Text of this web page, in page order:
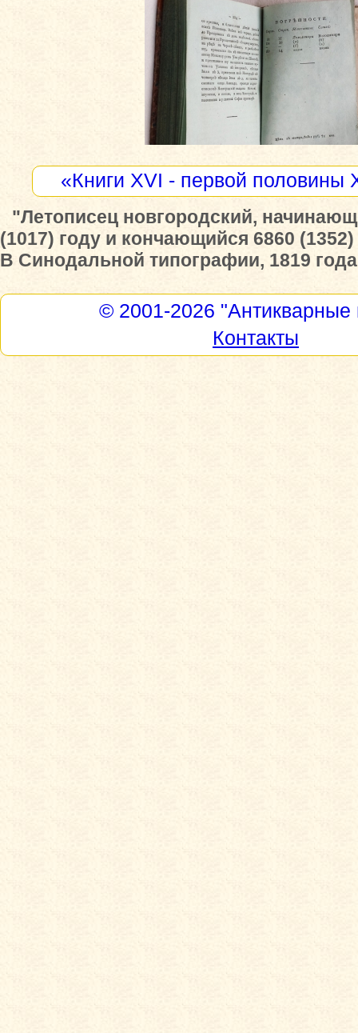
«Книги XVI - первой половины
"Летописец новгородский,
(1017) году и кончающийся 6860
В Синодальной типографии, 1819 года
© 2001-2026 "Антикварные
Контакты